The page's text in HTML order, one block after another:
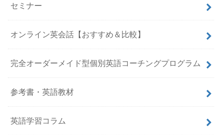
セミナー
オンライン英会話【おすすめ＆比較】
完全オーダーメイド型個別英語コーチングプログラム
参考書・英語教材
英語学習コラム